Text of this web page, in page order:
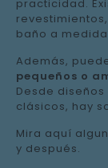
practicidad.
baño a
Además,
pequeños o
Desde
clásicos, hay
Mira aquí
y después.